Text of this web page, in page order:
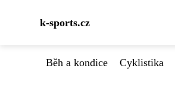
k-sports.cz
Běh a kondice Cyklistika